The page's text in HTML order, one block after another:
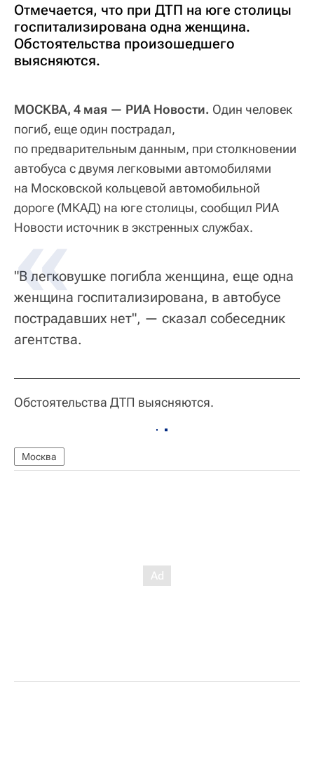
Отмечается, что при ДТП на юге столицы
госпитализирована одна женщина.
Обстоятельства произошедшего
выясняются.
МОСКВА, 4 мая — РИА Новости. Один человек
погиб, еще один пострадал,
по предварительным данным, при столкновении
автобуса с двумя легковыми автомобилями
на Московской кольцевой автомобильной
дороге (МКАД) на юге столицы, сообщил РИА
Новости источник в экстренных службах.
"В легковушке погибла женщина, еще одна
женщина госпитализирована, в автобусе
пострадавших нет", — сказал собеседник
агентства.
Обстоятельства ДТП выясняются.
Москва